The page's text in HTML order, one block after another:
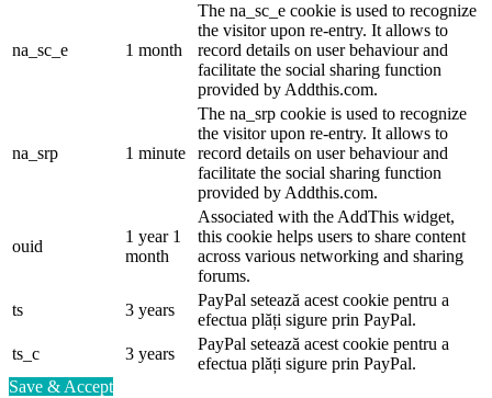
na_sc_e 1 month
The na_sc_e cookie is used to recognize
the visitor upon re-entry. It allows to
record details on user behaviour and
facilitate the social sharing function
provided by Addthis.com.
na_srp 1 minute
The na_srp cookie is used to recognize
the visitor upon re-entry. It allows to
record details on user behaviour and
facilitate the social sharing function
provided by Addthis.com.
ouid
1 year 1
month
Associated with the AddThis widget,
this cookie helps users to share content
across various networking and sharing
forums.
ts
3 years
PayPal setează acest cookie pentru a
efectua plăți sigure prin PayPal.
ts_c
3 years
PayPal setează acest cookie pentru a
efectua plăți sigure prin PayPal.
Save & Accept